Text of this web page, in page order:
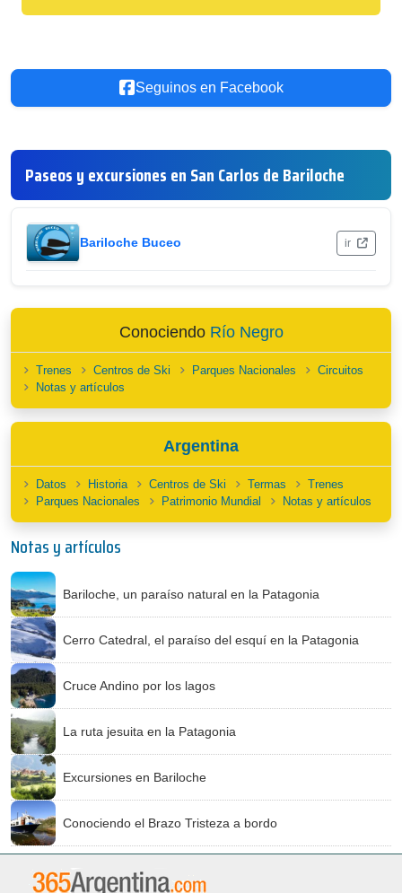
Seguinos en Facebook
Paseos y excursiones en San Carlos de Bariloche
Bariloche Buceo ir
Conociendo Río Negro
Trenes Centros de Ski Parques Nacionales
Circuitos
Notas y artículos
Argentina
Datos Historia Centros de Ski Termas
Trenes
Parques Nacionales
Patrimonio Mundial Notas y artículos
Notas y artículos
Bariloche, un paraíso natural en la Patagonia
Cerro Catedral, el paraíso del esquí en la Patagonia
Cruce Andino por los lagos
La ruta jesuita en la Patagonia
Excursiones en Bariloche
Conociendo el Brazo Tristeza a bordo